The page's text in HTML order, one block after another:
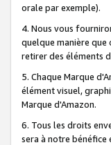
orale par exemple).
4. Nous vous
quelque manière que
retirer des éléments
5. Chaque Marque
élément visuel,
Marque d'Amazon.
6. Tous les droits
sera à notre bénéfice